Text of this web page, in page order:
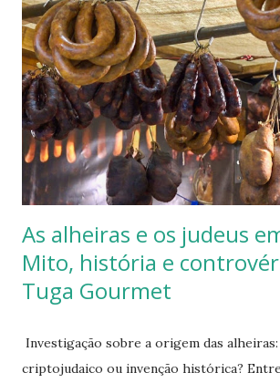
As alheiras e os judeus
Mito, história e
Tuga Gourmet
Investigação sobre a origem das
criptojudaico ou invenção histórica?